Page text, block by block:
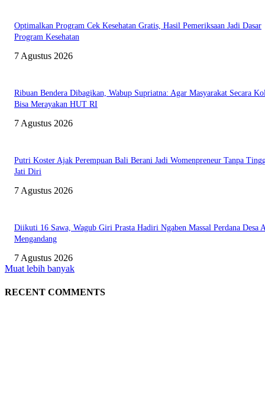
Optimalkan Program Cek Kesehatan Gratis, Hasil Pemeriksaan Jadi Dasar
Program Kesehatan
7 Agustus 2026
Ribuan Bendera Dibagikan, Wabup Supriatna: Agar Masyarakat Secara
Bisa Merayakan HUT RI
7 Agustus 2026
Putri Koster Ajak Perempuan Bali Berani Jadi Womenpreneur Tanpa
Jati Diri
7 Agustus 2026
Diikuti 16 Sawa, Wagub Giri Prasta Hadiri Ngaben Massal Perdana Desa
Mengandang
7 Agustus 2026
Muat lebih banyak
RECENT COMMENTS